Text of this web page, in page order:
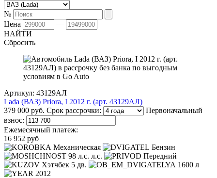
№
Цена
—
НАЙТИ
Сбросить
Артикул: 43129АЛ
Lada (ВАЗ) Priora, I 2012 г. (арт. 43129АЛ)
379 000 руб. Срок рассрочки:
Первоначальный
взнос:
Ежемесячный платеж:
16 952 руб
Механическая
Бензин
98 л.с. л.с.
Передний
Хэтчбек 5 дв.
1600 л
2012